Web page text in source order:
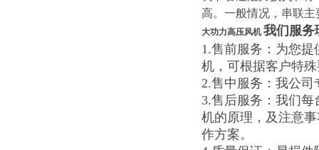
高。一般情况，串联
大功力高压风机 我们服务
1.售前服务：为您
机，可根据客户特
2.售中服务：我公
3.售后服务：我们
机的原理，及注意
作方案。